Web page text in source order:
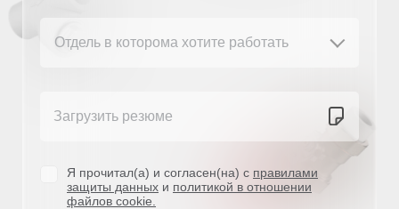
Я прочитал(a) и согласен(на) с правилами
защиты данных и политикой в ​​отношении
файлов cookie.